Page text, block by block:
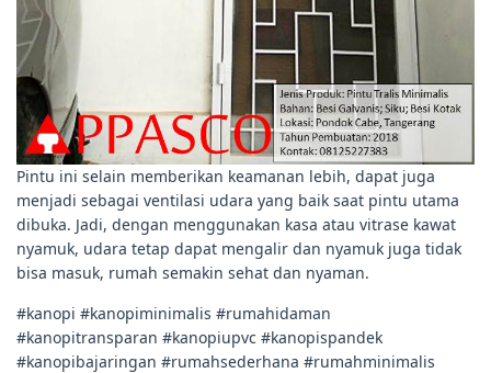
Pintu ini selain memberikan keamanan lebih, dapat juga
menjadi sebagai ventilasi udara yang baik saat pintu utama
dibuka. Jadi, dengan menggunakan kasa atau vitrase kawat
nyamuk, udara tetap dapat mengalir dan nyamuk juga tidak
bisa masuk, rumah semakin sehat dan nyaman.
#kanopi #kanopiminimalis #rumahidaman
#kanopitransparan #kanopiupvc #kanopispandek
#kanopibajaringan #rumahsederhana #rumahminimalis